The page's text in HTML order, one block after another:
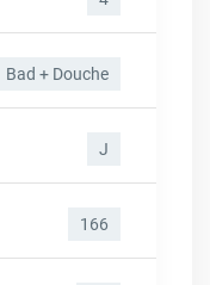
Bad + Douche
J
166